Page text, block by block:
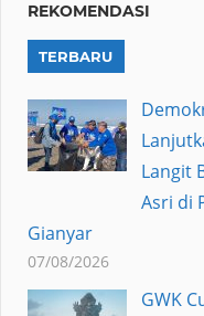
REKOMENDASI
TERBARU
Langit
Asri di
Gianyar
07/08/2026
GWK